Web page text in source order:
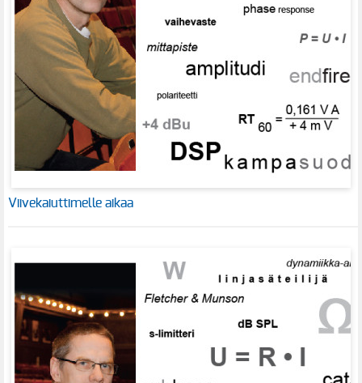
Viivekaiuttimelle aikaa